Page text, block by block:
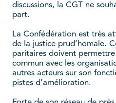
discussions, la CGT ne
part.
La Confédération est très
de la justice prud’homale.
paritaires doivent
commun avec les
autres acteurs sur son
pistes d’amélioration.